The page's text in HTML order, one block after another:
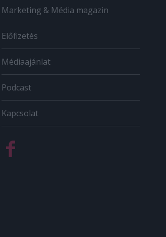
Marketing & Média magazin
Előfizetés
Médiaajánlat
Podcast
Kapcsolat